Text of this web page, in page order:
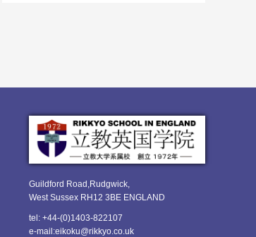
Guildford Road,Rudgwick,
West Sussex RH12 3BE ENGLAND
tel: +44-(0)1403-822107
e-mail:eikoku@rikkyo.co.uk